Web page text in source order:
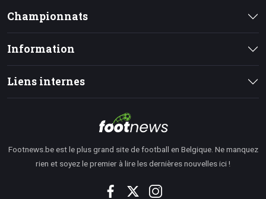
Championnats
Information
Liens internes
Footnews.be est le plus grand site de football en Belgique. Ne manquez
rien et soyez le premier à lire les dernières nouvelles ici !